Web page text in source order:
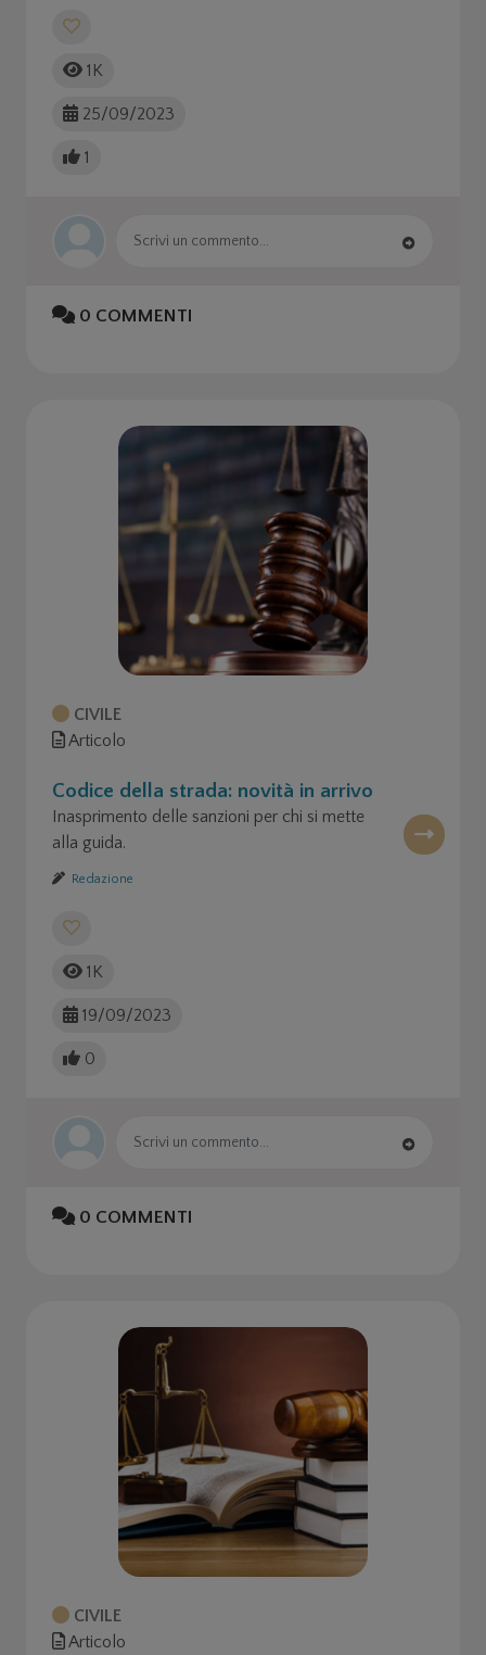
1K
25/09/2023
1
0 COMMENTI
CIVILE
Articolo
Codice della strada: novità in arrivo
Inasprimento delle sanzioni per chi si mette
alla guida.
Redazione
1K
19/09/2023
0
0 COMMENTI
CIVILE
Articolo